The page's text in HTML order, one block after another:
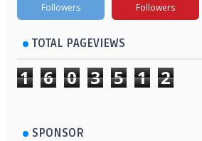
Followers Followers
TOTAL PAGEVIEWS
1 6 0 3 5 1 2
SPONSOR